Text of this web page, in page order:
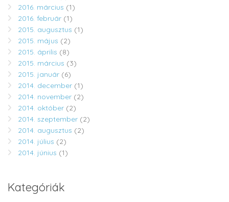
2016. március (1)
2016. február (1)
2015. augusztus (1)
2015. május (2)
2015. április (8)
2015. március (3)
2015. január (6)
2014. december (1)
2014. november (2)
2014. október (2)
2014. szeptember (2)
2014. augusztus (2)
2014. július (2)
2014. június (1)
Kategóriák